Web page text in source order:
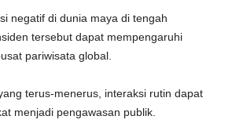
negatif di dunia maya di tengah
tersebut dapat mempengaruhi
pariwisata global.
terus-menerus, interaksi rutin dapat
menjadi pengawasan publik.